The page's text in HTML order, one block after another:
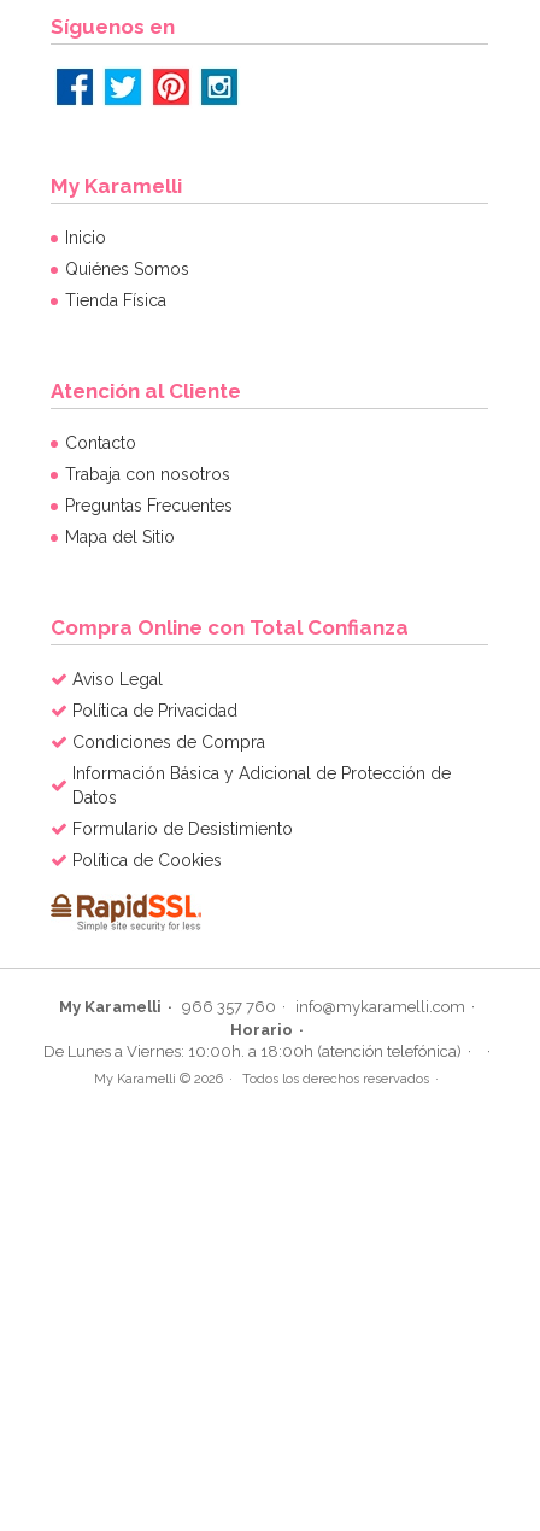
Síguenos en
My Karamelli
Inicio
Quiénes Somos
Tienda Física
Atención al Cliente
Contacto
Trabaja con nosotros
Preguntas Frecuentes
Mapa del Sitio
Compra Online con Total Confianza
Aviso Legal
Política de Privacidad
Condiciones de Compra
Información Básica y Adicional de Protección de
Datos
Formulario de Desistimiento
Política de Cookies
My Karamelli 966 357 760
info@mykaramelli.com
Horario
De Lunes a Viernes: 10:00h. a 18:00h (atención telefónica)
My Karamelli © 2026 Todos los derechos reservados